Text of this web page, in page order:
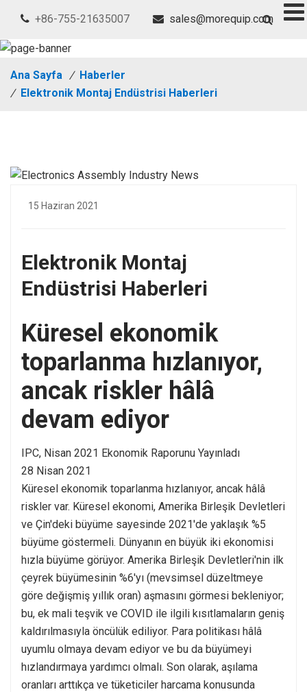
+86-755-21635007 sales@morequip.com
Ana Sayfa / Haberler
/ Elektronik Montaj Endüstrisi Haberleri
15 Haziran 2021
Elektronik Montaj
Endüstrisi Haberleri
Küresel ekonomik
toparlanma hızlanıyor,
ancak riskler hâlâ
devam ediyor
IPC, Nisan 2021 Ekonomik Raporunu Yayınladı
28 Nisan 2021
Küresel ekonomik toparlanma hızlanıyor, ancak hâlâ
riskler var. Küresel ekonomi, Amerika Birleşik Devletleri
ve Çin'deki büyüme sayesinde 2021'de yaklaşık %5
büyüme göstermeli. Dünyanın en büyük iki ekonomisi
hızla büyüme görüyor. Amerika Birleşik Devletleri'nin ilk
çeyrek büyümesinin %6'yı (mevsimsel düzeltmeye
göre değişmiş yıllık oran) aşmasını görmesi bekleniyor;
bu, ek mali teşvik ve COVID ile ilgili kısıtlamaların geniş
kaldırılmasıyla öncülük ediliyor. Para politikası hâlâ
uyumlu olmaya devam ediyor ve bu da büyümeyi
hızlandırmaya yardımcı olmalı. Son olarak, aşılama
oranları arttıkça ve tüketiciler harcama konusunda